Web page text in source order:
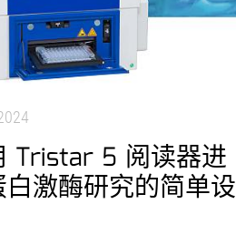
Tristar 5 阅读器进
激酶研究的简单设